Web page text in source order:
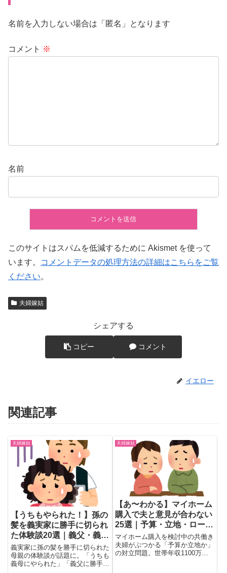
名前を入力しない場合は「匿名」となります
コメント ※
名前
このサイトはスパムを低減するために Akismet を使って
います。
コメントデータの処理方法の詳細はこちらをご覧
ください。
夫婦嫁姑
シェアする
コピー コメント
イエロー
関連記事
夫婦嫁姑
【うちもやられた！】孫の
髪を義実家に勝手に切られ
た体験談20選｜義父・義母
の干渉に「もう会わせな
い」続出
義実家に孫の髪を勝手に切られた
母親の体験談が話題に。「うちも
義母にやられた」「義父に勝手に
夫婦嫁姑
【あ〜わかる】マイホーム
購入で夫と意見が合わない
25選｜予算・立地・ローン
の本音
マイホーム購入を検討中の共働き
夫婦がぶつかる「予算か立地か」
の対立問題。世帯年収1100万で